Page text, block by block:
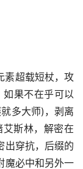
素超载短杖，攻
果不在乎可以
多大师)，剥离
斯林，解密在
出穿抗，后缀的
魔必中和另外一